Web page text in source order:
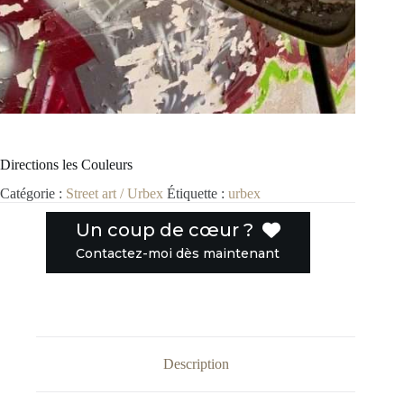
Directions les Couleurs
Catégorie : Street art / Urbex Étiquette : urbex
Un coup de cœur ?
Contactez-moi dès maintenant
Description